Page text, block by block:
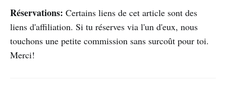
Réservations: Certains liens de cet article sont des
liens d'affiliation. Si tu réserves via l'un d'eux, nous
touchons une petite commission sans surcoût pour toi.
Merci!